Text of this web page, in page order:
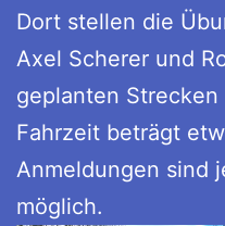
Dort stellen die
Axel Scherer und
geplanten
Fahrzeit beträgt
Anmeldungen sind
möglich.